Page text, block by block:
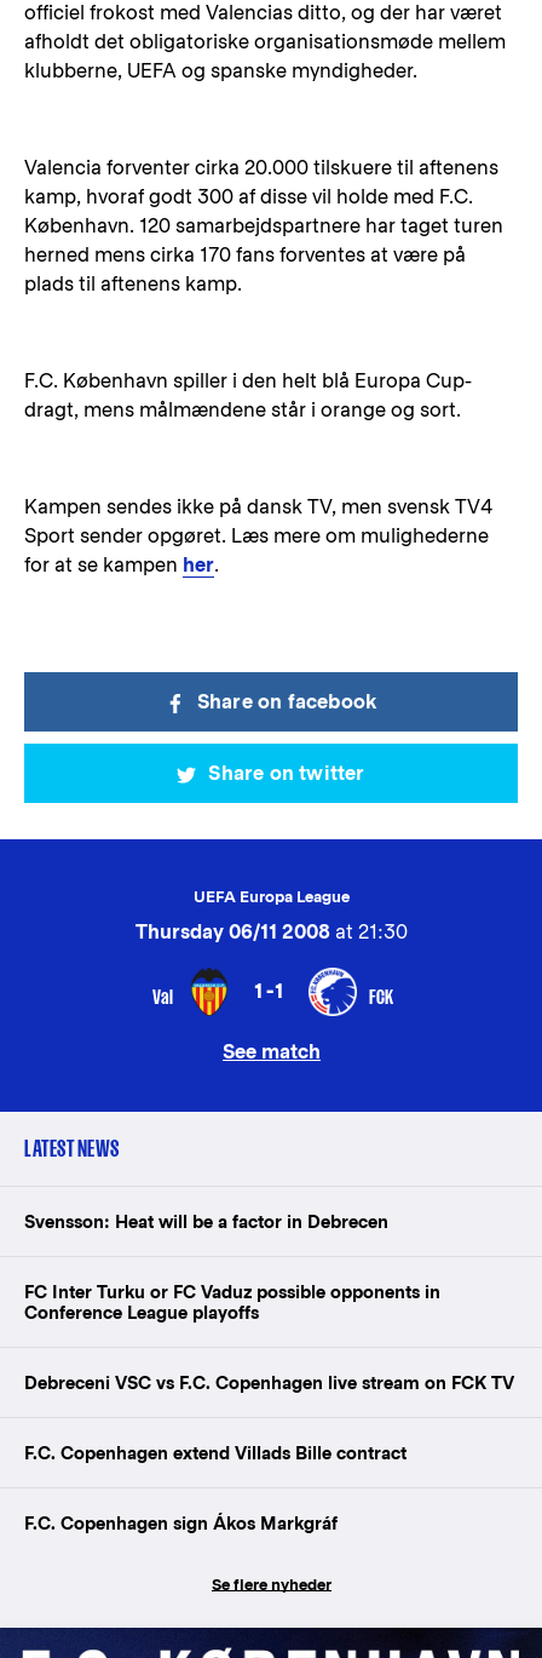
officiel frokost med Valencias ditto, og der har været
afholdt det obligatoriske organisationsmøde mellem
klubberne, UEFA og spanske myndigheder.
Valencia forventer cirka 20.000 tilskuere til aftenens
kamp, hvoraf godt 300 af disse vil holde med F.C.
København. 120 samarbejdspartnere har taget turen
herned mens cirka 170 fans forventes at være på
plads til aftenens kamp.
F.C. København spiller i den helt blå Europa Cup-
dragt, mens målmændene står i orange og sort.
Kampen sendes ikke på dansk TV, men svensk TV4
Sport sender opgøret. Læs mere om mulighederne
for at se kampen her.
Share on facebook
Share on twitter
UEFA Europa League
Thursday 06/11 2008at 21:30
Val 1-1 FCK
See match
LATEST NEWS
Svensson: Heat will be a factor in Debrecen
FC Inter Turku or FC Vaduz possible opponents in
Conference League playoffs
Debreceni VSC vs F.C. Copenhagen live stream on FCK TV
F.C. Copenhagen extend Villads Bille contract
F.C. Copenhagen sign Ákos Markgráf
Se flere nyheder